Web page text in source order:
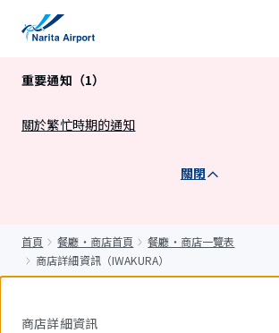
重要通知（1）
關於繁忙時期的通知
關閉
首頁 餐廳・商店首頁
餐廳・商店一覽表
商店詳細資訊（IWAKURA）
商店詳細資訊